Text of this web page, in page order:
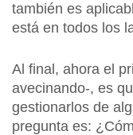
también es
está en todos los
Al final, ahora el
avecinando-, es
gestionarlos de
pregunta es: